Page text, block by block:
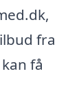
fra
få